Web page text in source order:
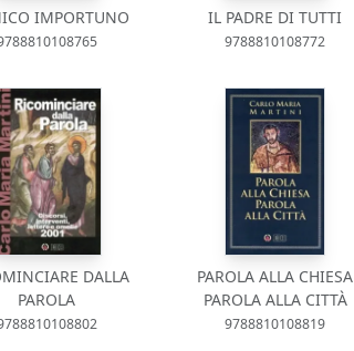
IMPORTUNO IL PADRE DI TUTTI
9788810108772
DALLA
PAROLA
PAROLA ALLA CHIESA
PAROLA ALLA CITTÀ
9788810108819